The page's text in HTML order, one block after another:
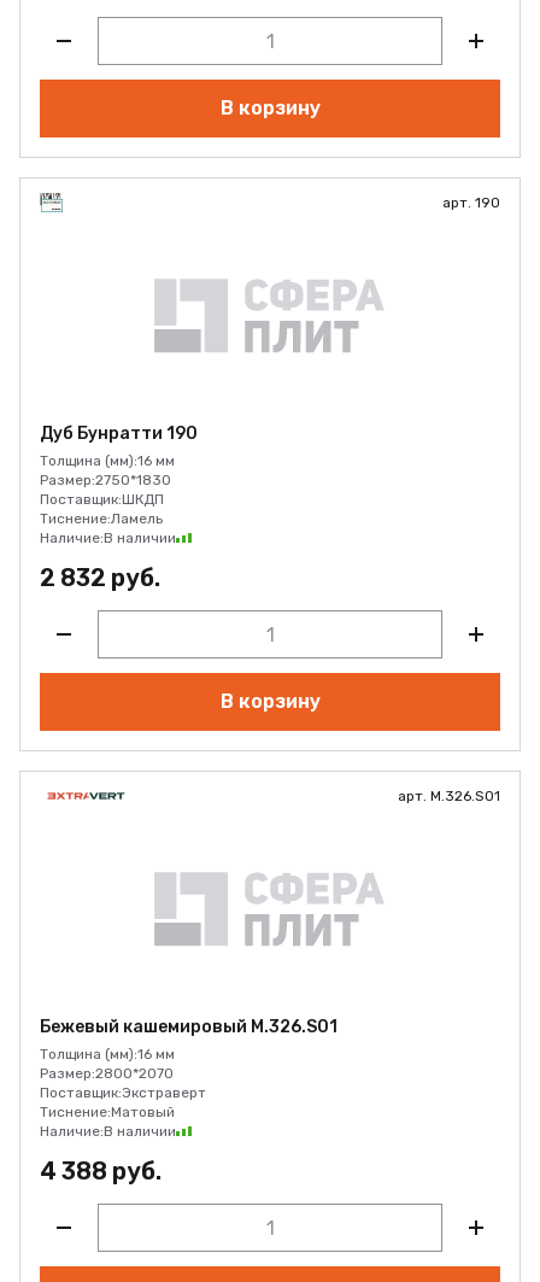
В корзину
арт. 190
Дуб Бунратти 190
Толщина (мм):16 мм
Размер:2750*1830
Поставщик:ШКДП
Тиснение:Ламель
Наличие:В наличии
2 832 руб.
В корзину
арт. M.326.S01
Бежевый кашемировый M.326.S01
Толщина (мм):16 мм
Размер:2800*2070
Поставщик:Экстраверт
Тиснение:Матовый
Наличие:В наличии
4 388 руб.